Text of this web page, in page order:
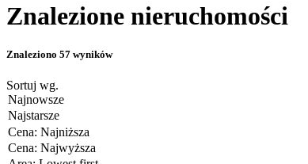
Znalezione nieruchomości
Znaleziono 57 wyników
Sortuj wg.